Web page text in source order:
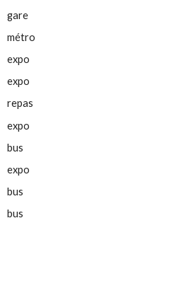
gare
métro
expo
expo
repas
expo
bus
expo
bus
bus